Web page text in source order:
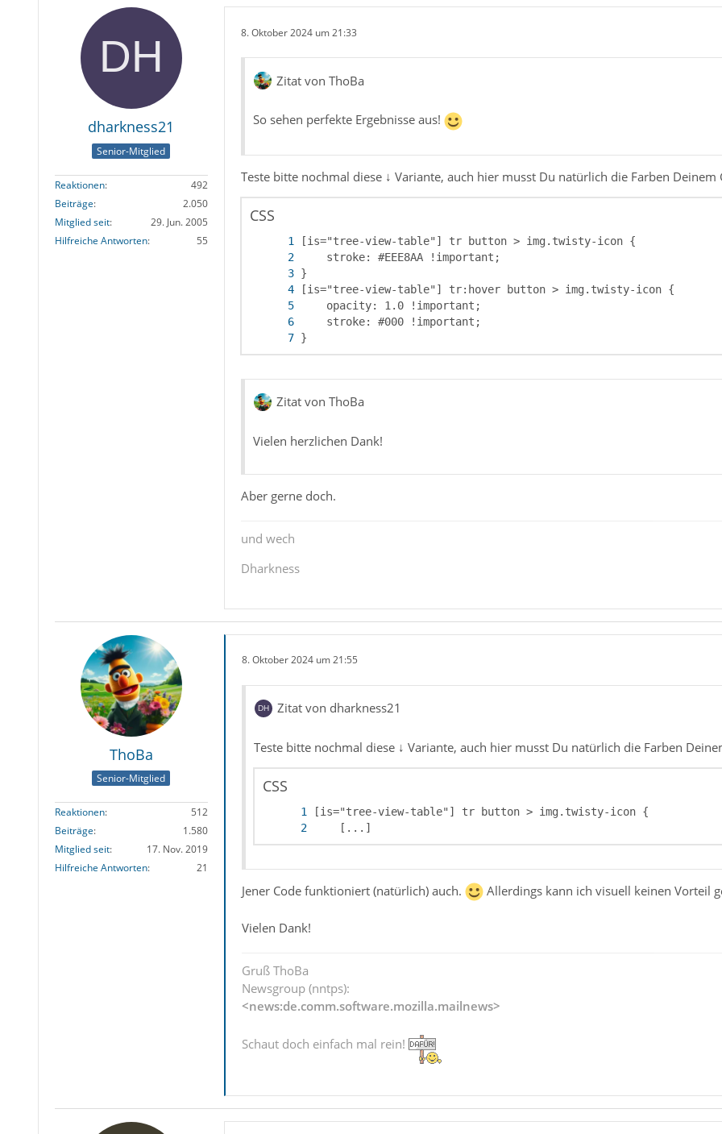
dharkness21
Senior-Mitglied
Reaktionen
492
Beiträge
2.050
Mitglied seit
29. Jun. 2005
Hilfreiche Antworten
55
8. Oktober 2024 um 21:33
Zitat von ThoBa
So sehen perfekte Ergebnisse aus!
Teste bitte nochmal diese ↓ Variante, auch hier musst Du natürlich die Farben
CSS
}
Zitat von ThoBa
Vielen herzlichen Dank!
Aber gerne doch.
und wech
Dharkness
ThoBa
Senior-Mitglied
Reaktionen
512
Beiträge
1.580
Mitglied seit
17. Nov. 2019
Hilfreiche Antworten
21
8. Oktober 2024 um 21:55
Zitat von dharkness21
Teste bitte nochmal diese ↓ Variante, auch hier musst Du natürlich die Farben
CSS
    [...]
Jener Code funktioniert (natürlich) auch. Allerdings kann ich visuell keinen Vorteil
Vielen Dank!
Gruß ThoBa
Newsgroup (nntps):
<news:de.comm.software.mozilla.mailnews>
Schaut doch einfach mal rein!